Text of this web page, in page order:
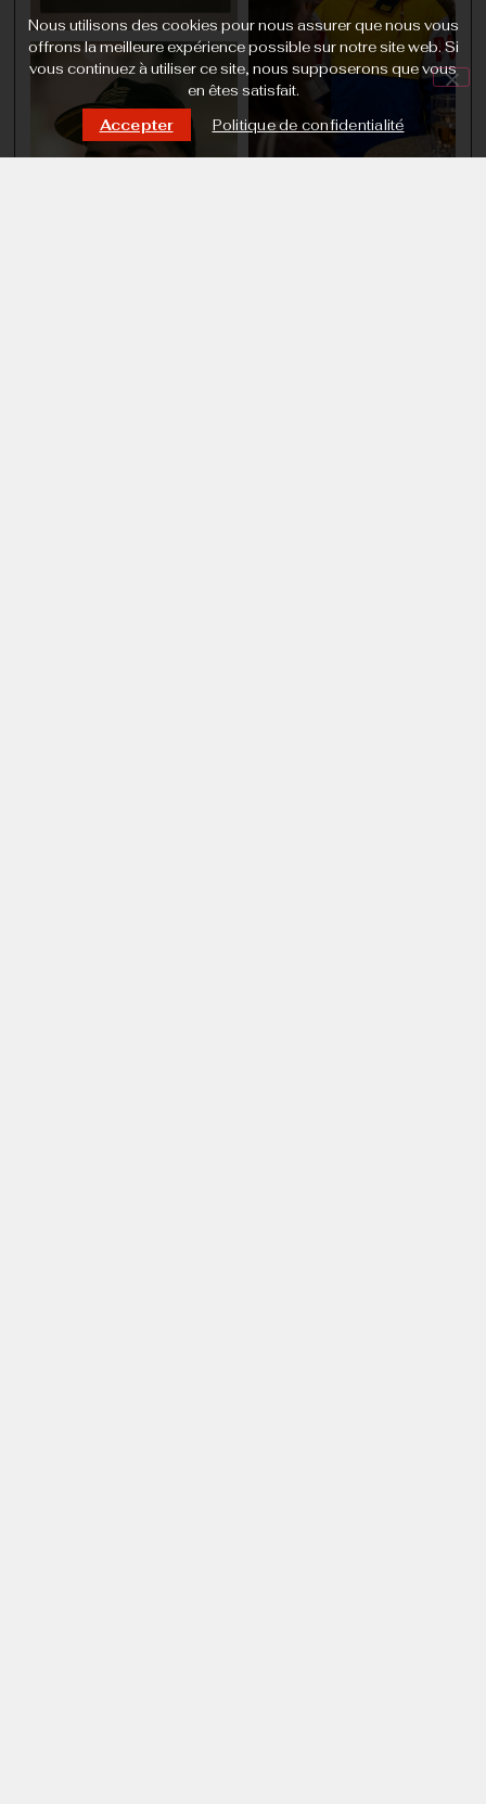
Nous utilisons des cookies pour nous assurer que nous vous
offrons la meilleure expérience possible sur notre site web. Si
vous continuez à utiliser ce site, nous supposerons que vous
en êtes satisfait.
Accepter
Politique de confidentialité